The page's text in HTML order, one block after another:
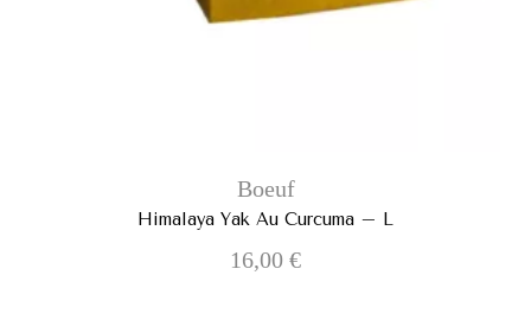
Boeuf
Himalaya Yak Au Curcuma – L
16,00 €